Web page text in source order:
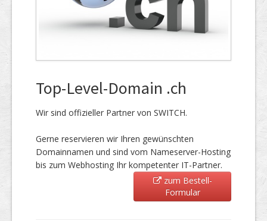
Top-Level-Domain .ch
Wir sind offizieller Partner von SWITCH.
Gerne reservieren wir Ihren gewünschten
Domainnamen und sind vom Nameserver-Hosting
bis zum Webhosting Ihr kompetenter IT-Partner.
zum Bestell-
Formular